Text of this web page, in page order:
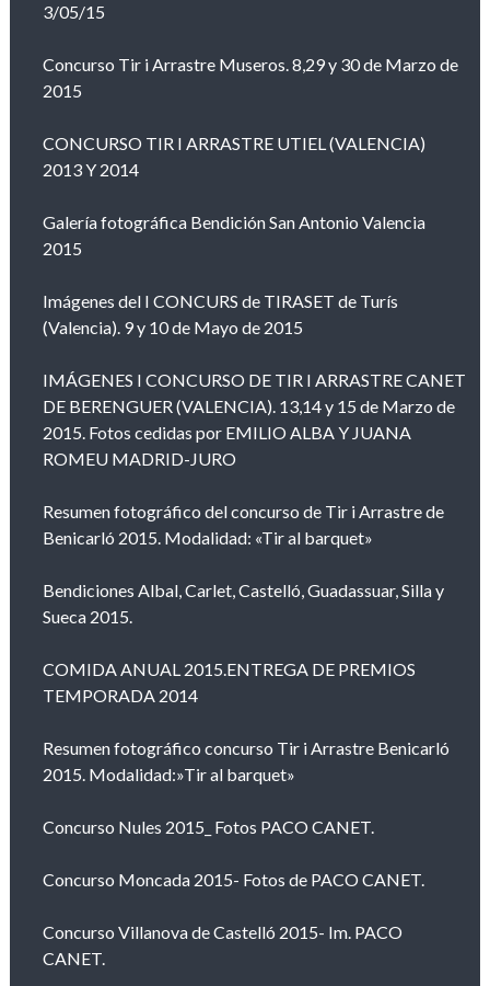
3/05/15
Concurso Tir i Arrastre Museros. 8,29 y 30 de Marzo de
2015
CONCURSO TIR I ARRASTRE UTIEL (VALENCIA)
2013 Y 2014
Galería fotográfica Bendición San Antonio Valencia
2015
Imágenes del I CONCURS de TIRASET de Turís
(Valencia). 9 y 10 de Mayo de 2015
IMÁGENES I CONCURSO DE TIR I ARRASTRE CANET
DE BERENGUER (VALENCIA). 13,14 y 15 de Marzo de
2015. Fotos cedidas por EMILIO ALBA Y JUANA
ROMEU MADRID-JURO
Resumen fotográfico del concurso de Tir i Arrastre de
Benicarló 2015. Modalidad: «Tir al barquet»
Bendiciones Albal, Carlet, Castelló, Guadassuar, Silla y
Sueca 2015.
COMIDA ANUAL 2015.ENTREGA DE PREMIOS
TEMPORADA 2014
Resumen fotográfico concurso Tir i Arrastre Benicarló
2015. Modalidad:»Tir al barquet»
Concurso Nules 2015_ Fotos PACO CANET.
Concurso Moncada 2015- Fotos de PACO CANET.
Concurso Villanova de Castelló 2015- Im. PACO
CANET.